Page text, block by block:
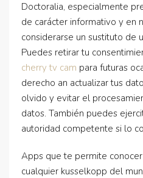
Doctoralia, especialmente
de carácter informativo y en
considerarse un sustituto de
Puedes retirar tu
cherry tv cam para futuras
derecho an actualizar tus
olvido y evitar el
datos. También puedes
autoridad competente si lo
Apps que te permite
cualquier kusselkopp del